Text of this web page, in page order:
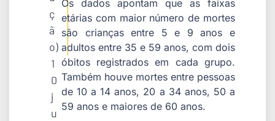
ç
ã
o)
1
0
j
u
Os dados apontam que as faixas
etárias com maior número de mortes
são crianças entre 5 e 9 anos e
adultos entre 35 e 59 anos, com dois
óbitos registrados em cada grupo.
Também houve mortes entre pessoas
de 10 a 14 anos, 20 a 34 anos, 50 a
59 anos e maiores de 60 anos.